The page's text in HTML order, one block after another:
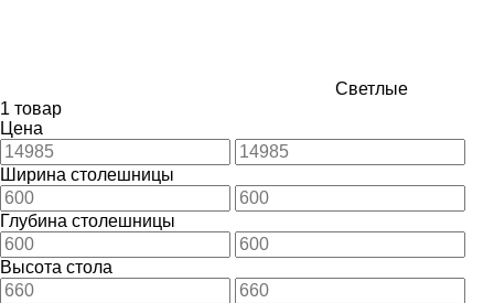
Светлые
1 товар
Цена
Ширина столешницы
Глубина столешницы
Высота стола